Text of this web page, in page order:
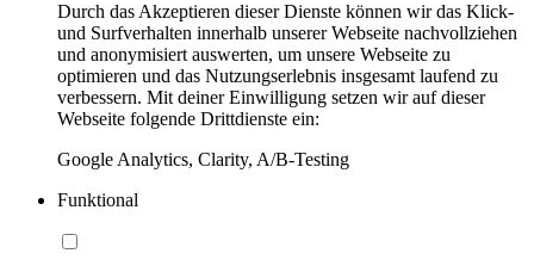
Durch das Akzeptieren dieser Dienste können wir das Klick-
und Surfverhalten innerhalb unserer Webseite nachvollziehen
und anonymisiert auswerten, um unsere Webseite zu
optimieren und das Nutzungserlebnis insgesamt laufend zu
verbessern. Mit deiner Einwilligung setzen wir auf dieser
Webseite folgende Drittdienste ein:
Google Analytics, Clarity, A/B-Testing
Funktional